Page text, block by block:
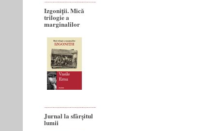
Izgoniții. Mică
trilogie a
marginalilor
Jurnal la sfârșitul
lumii